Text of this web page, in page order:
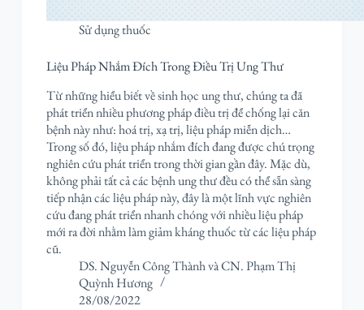
Sử dụng thuốc
Liệu Pháp Nhắm Đích Trong Điều Trị Ung Thư
Từ những hiểu biết về sinh học ung thư, chúng ta đã
phát triển nhiều phương pháp điều trị để chống lại căn
bệnh này như: hoá trị, xạ trị, liệu pháp miễn dịch…
Trong số đó, liệu pháp nhắm đích đang được chú trọng
nghiên cứu phát triển trong thời gian gần đây. Mặc dù,
không phải tất cả các bệnh ung thư đều có thể sẵn sàng
tiếp nhận các liệu pháp này, đây là một lĩnh vực nghiên
cứu đang phát triển nhanh chóng với nhiều liệu pháp
mới ra đời nhằm làm giảm kháng thuốc từ các liệu pháp
cũ.
DS. Nguyễn Công ThànhvàCN. Phạm Thị
Quỳnh Hương
28/08/2022